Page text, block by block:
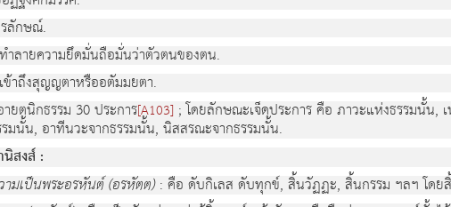
ลักษณ์.
ำลายความยึดมั่นถือมั่นว่าตัวตนของตน.
ข้าถึงสุญญตาหรืออตัมมยตา.
ยตนิกธรรม 30 ประการ[A103] ; โดยลักษณะเจ็ดประการ คือ ภาวะแห่งธรรมนั้น,
มนั้น, อาทีนวะจากธรรมนั้น, นิสสรณะจากธรรมนั้น.
สงส์ :
ามเป็นพระอรหันต์ (อรหัตต): คือ ดับกิเลส ดับทุกข์, สิ้นวัฏฏะ, สิ้นกรรม ฯลฯ โดย